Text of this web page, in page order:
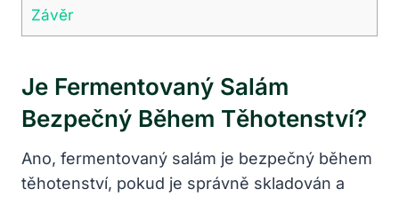
Závěr
Je Fermentovaný Salám
Bezpečný Během Těhotenství?
Ano, fermentovaný salám je bezpečný během
těhotenství, pokud je správně skladován a